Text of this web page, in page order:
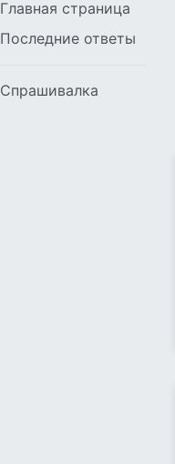
Главная страница
Последние ответы
Спрашивалка